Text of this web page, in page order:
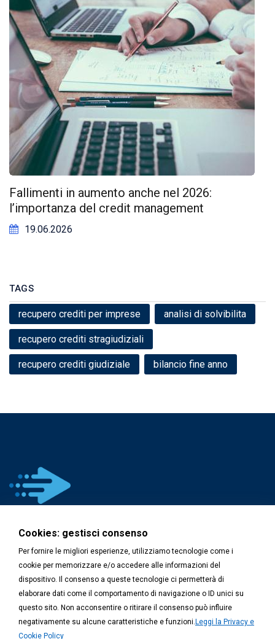
Fallimenti in aumento anche nel 2026:
l’importanza del credit management
19.06.2026
TAGS
recupero crediti per imprese analisi di solvibilita
recupero crediti stragiudiziali
recupero crediti giudiziale bilancio fine anno
Recupero Crediti Smart è una Business Unit di
s.r.l.
info@recuperosmart.it
+0372 27341
Privacy e Cookie Policy
Cookies: gestisci consenso
Per fornire le migliori esperienze, utilizziamo tecnologie come i
cookie per memorizzare e/o accedere alle informazioni del
dispositivo. Il consenso a queste tecnologie ci permetterà di
elaborare dati come il comportamento di navigazione o ID unici su
questo sito. Non acconsentire o ritirare il consenso può influire
negativamente su alcune caratteristiche e funzioni. Leggi la Privacy e
Cookie Policy